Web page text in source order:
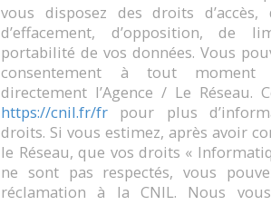
vous disposez des droits d’accès,
d’effacement, d’opposition, de
portabilité de vos données. Vous
consentement à tout moment
directement l’Agence / Le Réseau.
https://cnil.fr/fr pour plus
droits. Si vous estimez, après avoir
le Réseau, que vos droits «
ne sont pas respectés, vous
réclamation à la CNIL. Nous